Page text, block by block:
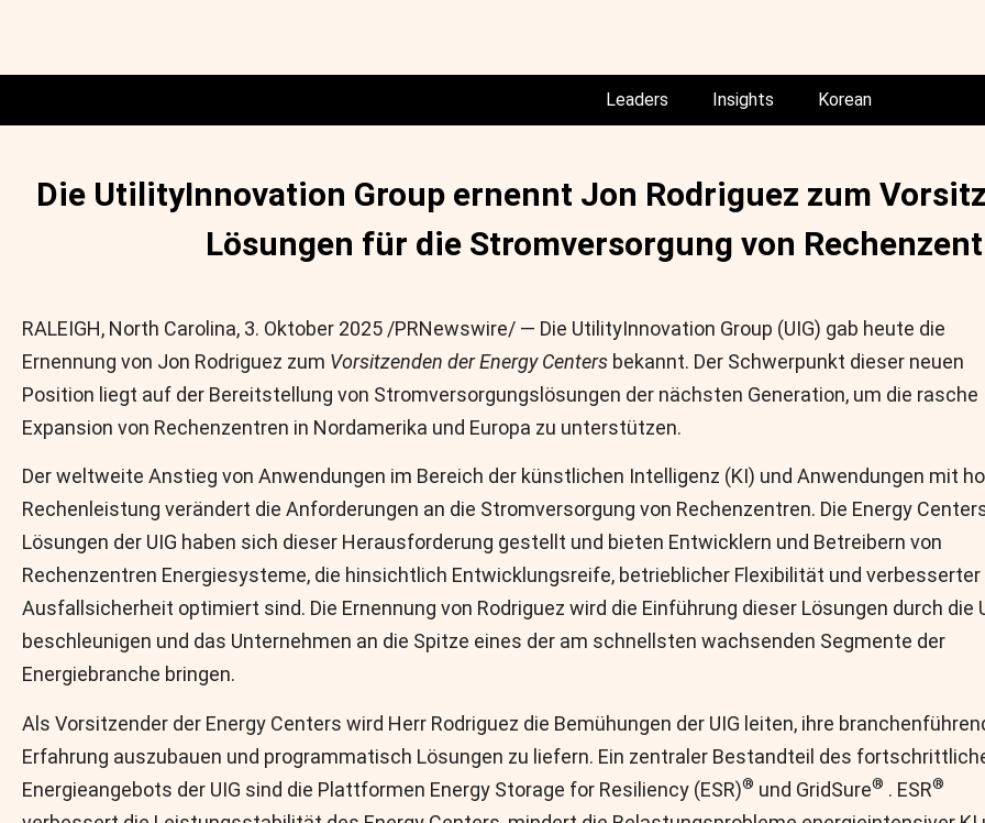
Leaders Insights Korean
Die UtilityInnovation Group ernennt Jon Rodriguez zum
Lösungen für die Stromversorgung von
RALEIGH, North Carolina, 3. Oktober 2025 /PRNewswire/ — Die UtilityInnovation Group (UIG) gab heute die
Ernennung von Jon Rodriguez zum Vorsitzenden der Energy Centers bekannt. Der Schwerpunkt dieser neuen
Position liegt auf der Bereitstellung von Stromversorgungslösungen der nächsten Generation, um die rasche
Expansion von Rechenzentren in Nordamerika und Europa zu unterstützen.
Der weltweite Anstieg von Anwendungen im Bereich der künstlichen Intelligenz (KI) und Anwendungen mit
Rechenleistung verändert die Anforderungen an die Stromversorgung von Rechenzentren. Die Energy
Lösungen der UIG haben sich dieser Herausforderung gestellt und bieten Entwicklern und Betreibern von
Rechenzentren Energiesysteme, die hinsichtlich Entwicklungsreife, betrieblicher Flexibilität und verbesserter
Ausfallsicherheit optimiert sind. Die Ernennung von Rodriguez wird die Einführung dieser Lösungen durch die
beschleunigen und das Unternehmen an die Spitze eines der am schnellsten wachsenden Segmente der
Energiebranche bringen.
Als Vorsitzender der Energy Centers wird Herr Rodriguez die Bemühungen der UIG leiten, ihre
Erfahrung auszubauen und programmatisch Lösungen zu liefern. Ein zentraler Bestandteil des
Energieangebots der UIG sind die Plattformen Energy Storage for Resiliency (ESR)® und GridSure® . ESR®